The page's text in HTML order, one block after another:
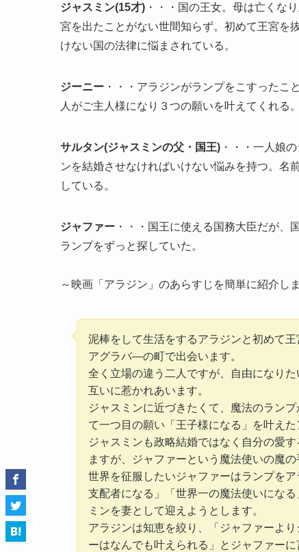
ジャスミン(15才) ・・・国の王女。母は亡くな
宮を出たことがない世間知らず。初めて王宮を
けない国の法律に悩まされている。
ジーニー ・・・アラジンがランプをこすったこ
人がご主人様になり３つの願いを叶えてくれる。
サルタン(ジャスミンの父・国王) ・・・一人娘
ンを結婚させなければいけない悩みを持つ。名
している。
ジャファー ・・・国王に使える国務大臣だが
ランプをずっと探していた。
～映画「アラジン」のあらすじを簡単に紹介し
泥棒をして生活をするアラジンと初めて
アグラバ―の町で出会います。
全く立場の違う二人ですが、自由になり
互いに惹かれあいます。
ジャスミンに近づきたくて、魔法のラン
て一つ目の願い「王子様になる」を叶えた
ジャスミンも政略結婚ではなく自分の愛
ますが、ジャファーという魔法使いの魔の
世界を征服したいジャファーはランプを
支配者になる」「世界一の魔法使いにな
ミンを妻として迎えようとします。
アラジンは知恵を絞り、「ジャファーよ
ーはなんでも叶えられる」とジャファーに